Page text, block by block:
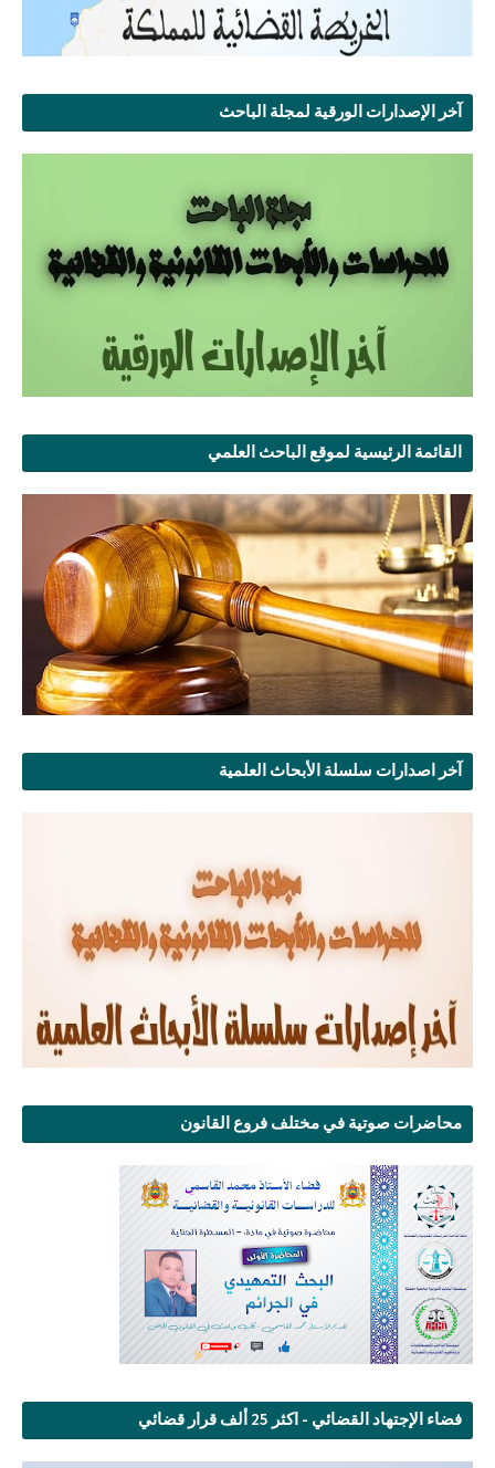
آخر الإصدارات الورقية لمجلة الباحث
القائمة الرئيسية لموقع الباحث العلمي
آخر اصدارات سلسلة الأبحاث العلمية
محاضرات صوتية في مختلف فروع القانون
فضاء الإجتهاد القضائي - اكثر 25 ألف قرار قضائي